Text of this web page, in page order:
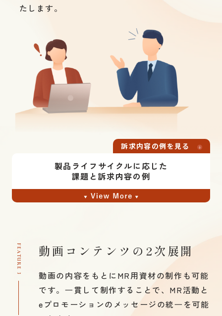
診療⽅法や患者の症状を描写して診療をロー
エンターテイメント性を取り⼊れて楽しく
ストーリー仕⽴てにして感情移⼊できるよう
たします。
訴求内容の例を⾒る
製品ライフサイクルに応じた
課題と訴求内容の例
製品の課題
・疾患知識の不⾜
・潜在患者が多い
・製品認知度が低い
・投与対象が不明確
FEATURE 3 動画コンテンツの2次展開
動画の内容をもとにMR用資材の制作も可能
です。⼀貫して制作することで、MR活動と
eプロモーションのメッセージの統⼀を可能